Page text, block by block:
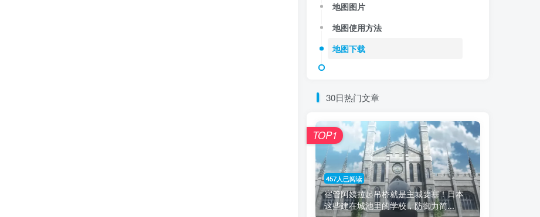
地图图片
地图使用方法
地图下载
30日热门文章
457人已阅读
宿管阿姨拉起吊桥就是主城要塞！日本
这些建在城池里的学校，防御力简...
TOP1